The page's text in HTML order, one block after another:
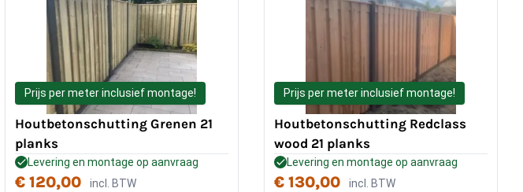
Prijs per meter inclusief montage!
Houtbetonschutting Grenen 21
planks
Levering en montage op aanvraag
€ 120,00 incl. BTW
Prijs per meter inclusief montage!
Houtbetonschutting Redclass
wood 21 planks
Levering en montage op aanvraag
€ 130,00 incl. BTW